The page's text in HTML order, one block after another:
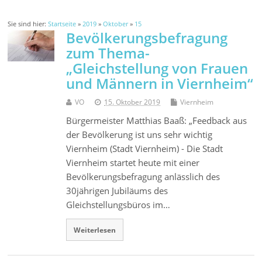
Sie sind hier:Startseite »2019 »Oktober» 15
Bevölkerungsbefragung
zum Thema-
„Gleichstellung von Frauen
und Männern in Viernheim“
VO 15. Oktober 2019 Viernheim
Bürgermeister Matthias Baaß: „Feedback aus
der Bevölkerung ist uns sehr wichtig
Viernheim (Stadt Viernheim) - Die Stadt
Viernheim startet heute mit einer
Bevölkerungsbefragung anlässlich des
30jährigen Jubiläums des
Gleichstellungsbüros im…
Weiterlesen